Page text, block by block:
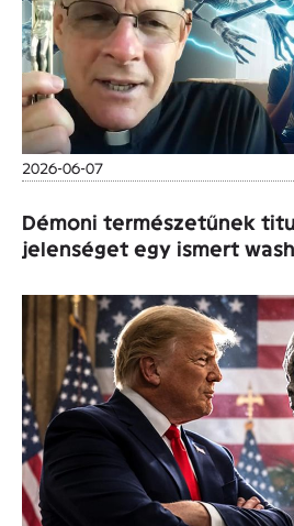
2026-06-07
Démoni természetűnek
jelenséget egy ismert